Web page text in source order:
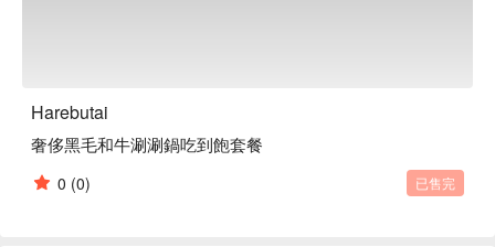
Harebutai
奢侈黑毛和牛涮涮鍋吃到飽套餐
0 (0) 已售完